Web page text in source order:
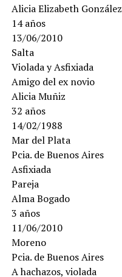
Alicia Elizabeth González
14 años
13/06/2010
Salta
Violada y Asfixiada
Amigo del ex novio
Alicia Muñiz
32 años
14/02/1988
Mar del Plata
Pcia. de Buenos Aires
Asfixiada
Pareja
Alma Bogado
3 años
11/06/2010
Moreno
Pcia. de Buenos Aires
A hachazos, violada